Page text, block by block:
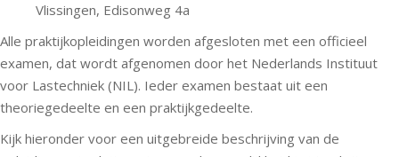
Vlissingen, Edisonweg 4a
Alle praktijkopleidingen worden afgesloten met een officieel
examen, dat wordt afgenomen door het Nederlands Instituut
voor Lastechniek (NIL). Ieder examen bestaat uit een
theoriegedeelte en een praktijkgedeelte.
Kijk hieronder voor een uitgebreide beschrijving van de